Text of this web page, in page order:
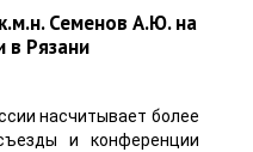
Семенов А.Ю. на
в Рязани
насчитывает более
и конференции